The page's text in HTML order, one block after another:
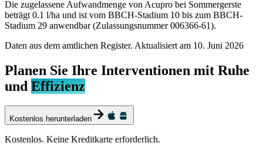
Die zugelassene Aufwandmenge von Acupro bei Sommergerste
beträgt 0.1 l/ha und ist vom BBCH-Stadium 10 bis zum BBCH-
Stadium 29 anwendbar (Zulassungsnummer 006366-61).
Daten aus dem amtlichen Register. Aktualisiert am 10. Juni 2026
Planen Sie Ihre Interventionen mit Ruhe
und Effizienz
Kostenlos herunterladen
Kostenlos. Keine Kreditkarte erforderlich.